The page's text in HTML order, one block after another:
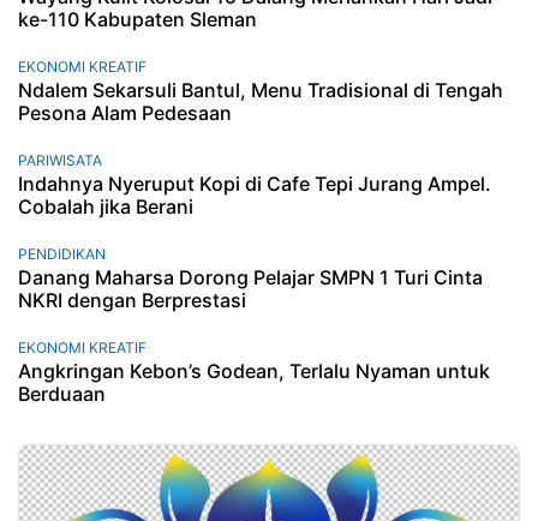
ke-110 Kabupaten Sleman
EKONOMI KREATIF
Ndalem Sekarsuli Bantul, Menu Tradisional di Tengah
Pesona Alam Pedesaan
PARIWISATA
Indahnya Nyeruput Kopi di Cafe Tepi Jurang Ampel.
Cobalah jika Berani
PENDIDIKAN
Danang Maharsa Dorong Pelajar SMPN 1 Turi Cinta
NKRI dengan Berprestasi
EKONOMI KREATIF
Angkringan Kebon’s Godean, Terlalu Nyaman untuk
Berduaan